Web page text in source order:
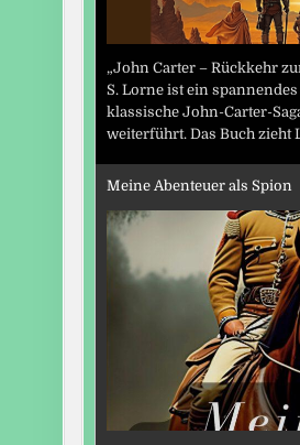
„John Carter – Rückkehr
S. Lorne ist ein
klassische John-Carter-
weiterführt. Das Buch zieht
Meine Abenteuer als Spion